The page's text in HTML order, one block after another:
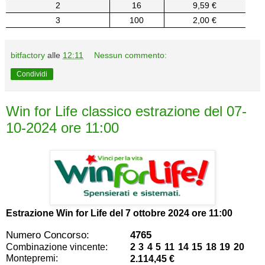
2
16
9,59 €
3
100 2,00 €
bitfactory alle 12:11 Nessun commento:
Condividi
Win for Life classico estrazione del 07-
10-2024 ore 11:00
Estrazione Win for Life del 7 ottobre 2024 ore 11:00
Numero Concorso: 4765
Combinazione vincente:
2 3 4 5 11 14 15 18 19 20
Montepremi:
2.114,45 €